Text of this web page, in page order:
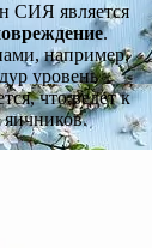
СИЯ является
.
например,
уровень
что ведет к